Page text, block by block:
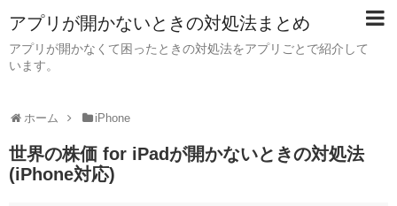
アプリが開かないときの対処法まとめ
アプリが開かなくて困ったときの対処法をアプリごとで紹介して
います。
ホーム iPhone
世界の株価 for iPadが開かないときの対処法
(iPhone対応)